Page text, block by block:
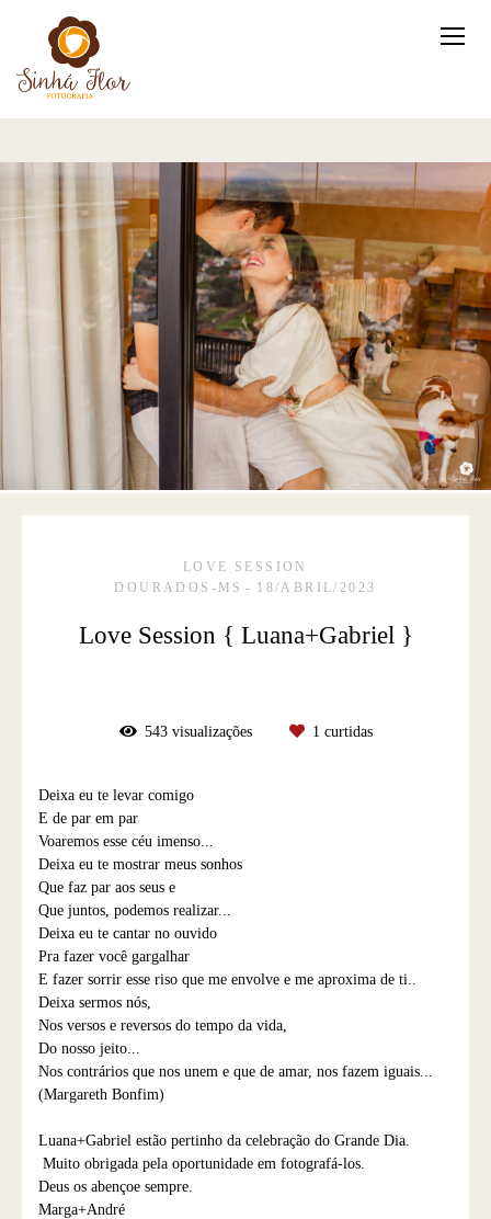
LOVE SESSION
DOURADOS-MS
18/ABRIL/2023
Love Session { Luana+Gabriel }
543visualizações 1 curtidas
Deixa eu te levar comigo
E de par em par
Voaremos esse céu imenso...
Deixa eu te mostrar meus sonhos
Que faz par aos seus e
Que juntos, podemos realizar...
Deixa eu te cantar no ouvido
Pra fazer você gargalhar
E fazer sorrir esse riso que me envolve e me aproxima de ti..
Deixa sermos nós,
Nos versos e reversos do tempo da vida,
Do nosso jeito...
Nos contrários que nos unem e que de amar, nos fazem iguais...
(Margareth Bonfim)
Luana+Gabriel estão pertinho da celebração do Grande Dia.
Muito obrigada pela oportunidade em fotografá-los.
Deus os abençoe sempre.
Marga+André